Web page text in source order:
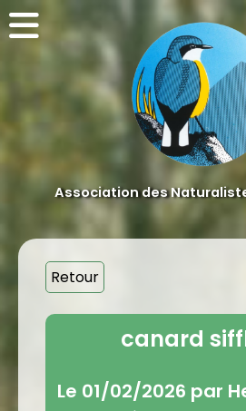
Association des
Retour
canard
Le 01/02/2026 par